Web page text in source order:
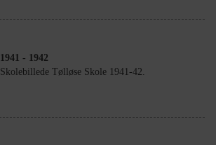
1941 - 1942
Skolebillede Tølløse Skole 1941-42.